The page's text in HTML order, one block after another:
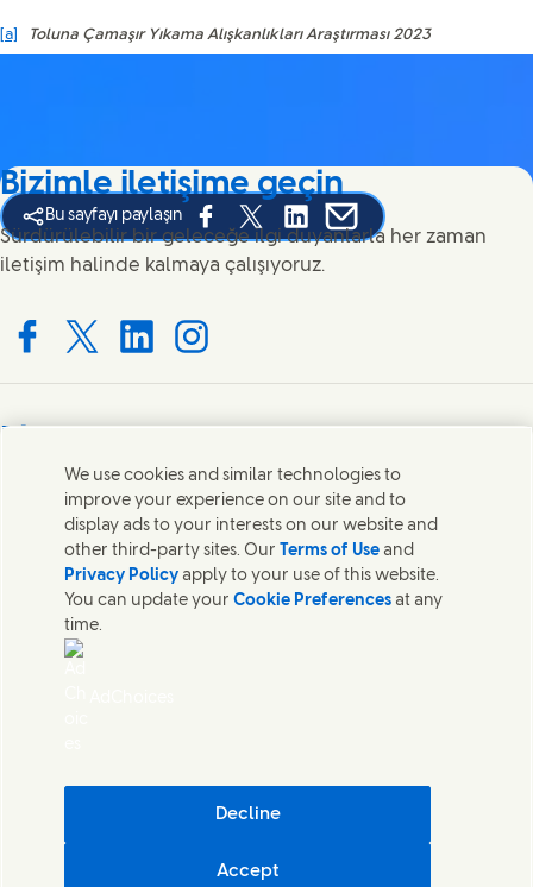
[a] Toluna Çamaşır Yıkama Alışkanlıkları Araştırması 2023
Bu sayfayı paylaşın
Share this page on Facebook
Share this page on X
Share this page on Linked In
Share this page on E-
Bizimle iletişime geçin
Sürdürülebilir bir geleceğe ilgi duyanlarla her zaman
iletişim halinde kalmaya çalışıyoruz.
with us on Facebook
Connect with us on X
Connect with us on LinkedIn
Connect with us on Instagram
Bize Ulaşın
Unilever ve uzman ekipler ile temas kurun veya dünyanın
dört bir yanında iletişim kurulacak kişileri bulun.
Bize Ulaşın
Bize Ulaşın
Çerezler Hakkında Bildirim
Erişilebilirlik
We use cookies and similar technologies to
improve your experience on our site and to
display ads to your interests on our website and
other third-party sites. Our Terms of Use and
Privacy Policy apply to your use of this website.
You can update yourCookie Preferences at any
time.
Decline
Accept